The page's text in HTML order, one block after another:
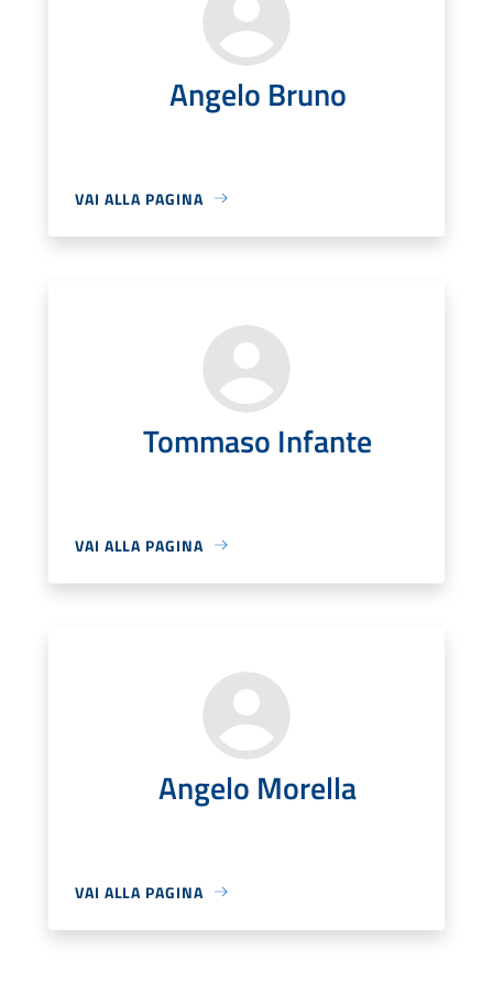
Angelo Bruno
VAI ALLA PAGINA
Tommaso Infante
VAI ALLA PAGINA
Angelo Morella
VAI ALLA PAGINA